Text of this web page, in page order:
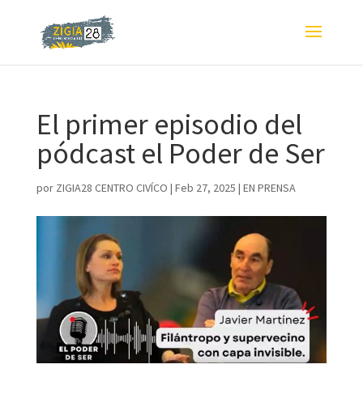
El primer episodio del
pódcast el Poder de Ser
por ZIGIA28 CENTRO CIVÍCO | Feb 27, 2025 | EN PRENSA